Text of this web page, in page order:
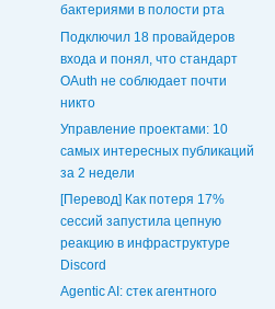
бактериями в полости рта
Подключил 18 провайдеров
входа и понял, что стандарт
OAuth не соблюдает почти
никто
Управление проектами: 10
самых интересных публикаций
за 2 недели
[Перевод] Как потеря 17%
сессий запустила цепную
реакцию в инфраструктуре
Discord
Agentic AI: стек агентного